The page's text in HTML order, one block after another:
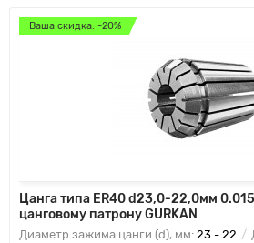
Ваша скидка: -20%
Цанга типа ER40 d23,0-22,0мм
цанговому патрону GURKAN
Диаметр зажима цанги (d), мм: 23 - 22